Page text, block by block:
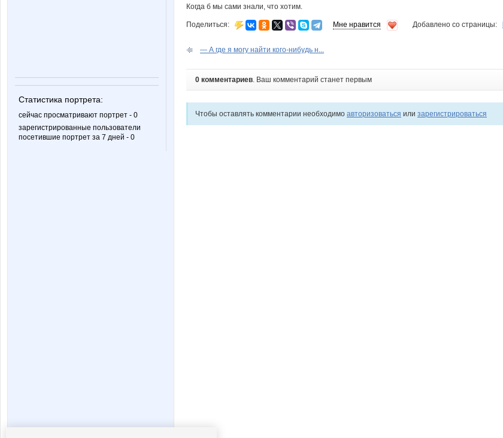
Статистика портрета:
сейчас просматривают портрет - 0
зарегистрированные пользователи
посетившие портрет за 7 дней - 0
Когда б мы сами знали, что хотим.
Поделиться: Мне нравится Добавлено со страницы:
— А где я могу найти кого-нибудь н...
0 комментариев. Ваш комментарий станет первым
Чтобы оставлять комментарии необходимо авторизоваться или зарегистрироваться